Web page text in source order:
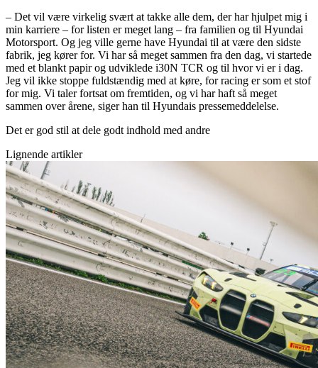
– Det vil være virkelig svært at takke alle dem, der har hjulpet mig i
min karriere – for listen er meget lang – fra familien og til Hyundai
Motorsport. Og jeg ville gerne have Hyundai til at være den sidste
fabrik, jeg kører for. Vi har så meget sammen fra den dag, vi startede
med et blankt papir og udviklede i30N TCR og til hvor vi er i dag.
Jeg vil ikke stoppe fuldstændig med at køre, for racing er som et stof
for mig. Vi taler fortsat om fremtiden, og vi har haft så meget
sammen over årene, siger han til Hyundais pressemeddelelse.
Det er god stil at dele godt indhold med andre
Lignende artikler